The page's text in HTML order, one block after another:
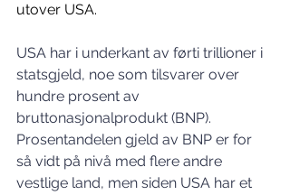
utover USA.
USA har i underkant av førti trillioner i
statsgjeld, noe som tilsvarer over
hundre prosent av
bruttonasjonalprodukt (BNP).
Prosentandelen gjeld av BNP er for
så vidt på nivå med flere andre
vestlige land, men siden USA har et